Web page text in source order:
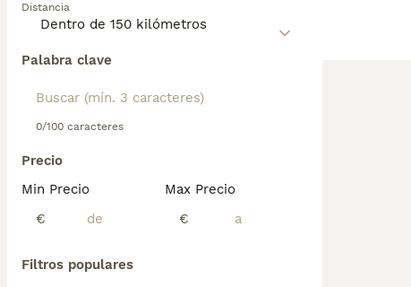
Distancia
Palabra clave
0/100 caracteres
Precio
Min Precio
€
Max Precio
€
Filtros populares